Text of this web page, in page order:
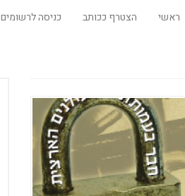
ראשי הצטרף ככותב כניסה לרשומים